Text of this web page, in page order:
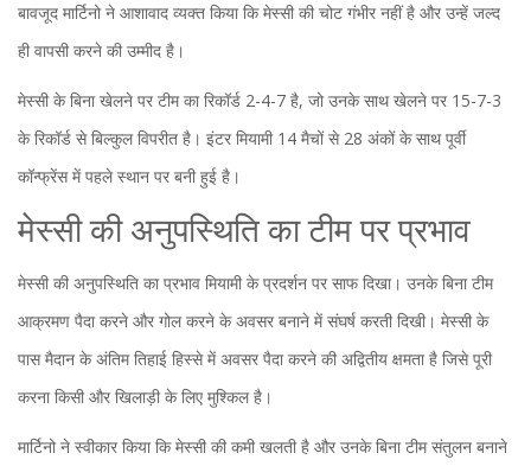
बावजूद मार्टिनो ने आशावाद व्यक्त किया कि मेस्सी की चोट गंभीर नहीं है और उन्हें जल्द
ही वापसी करने की उम्मीद है।
मेस्सी के बिना खेलने पर टीम का रिकॉर्ड 2-4-7 है, जो उनके साथ खेलने पर 15-7-3
के रिकॉर्ड से बिल्कुल विपरीत है। इंटर मियामी 14 मैचों से 28 अंकों के साथ पूर्वी
कॉन्फ्रेंस में पहले स्थान पर बनी हुई है।
मेस्सी की अनुपस्थिति का टीम पर प्रभाव
मेस्सी की अनुपस्थिति का प्रभाव मियामी के प्रदर्शन पर साफ दिखा। उनके बिना टीम
आक्रमण पैदा करने और गोल करने के अवसर बनाने में संघर्ष करती दिखी। मेस्सी के
पास मैदान के अंतिम तिहाई हिस्से में अवसर पैदा करने की अद्वितीय क्षमता है जिसे पूरी
करना किसी और खिलाड़ी के लिए मुश्किल है।
मार्टिनो ने स्वीकार किया कि मेस्सी की कमी खलती है और उनके बिना टीम संतुलन बनाने